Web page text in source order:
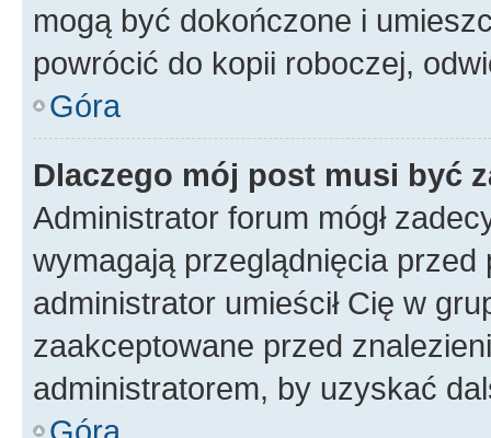
mogą być dokończone i
powrócić do kopii roboczej,
Góra
Dlaczego mój post musi być
Administrator forum mógł
wymagają przeglądnięcia
administrator umieścił Cię w
zaakceptowane przed
administratorem, by uzyskać
Góra